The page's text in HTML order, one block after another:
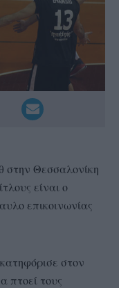
στην Θεσσαλονίκη
είναι ο
επικοινωνίας
στον
πτοεί τους